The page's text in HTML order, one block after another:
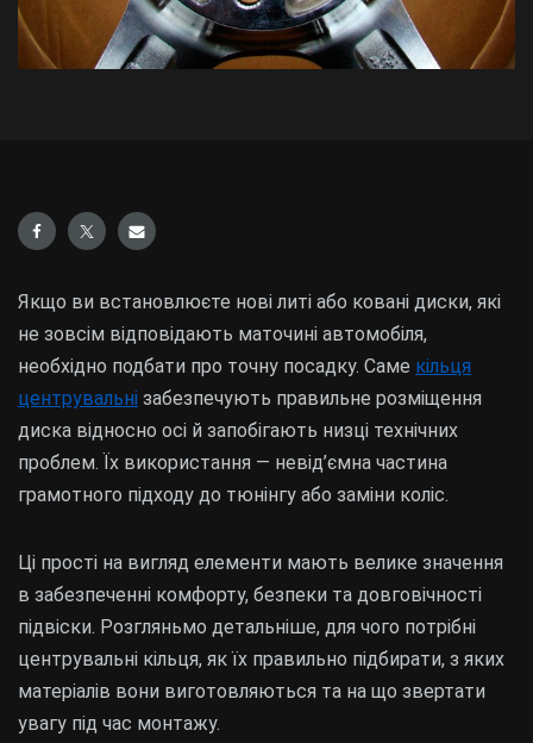
Якщо ви встановлюєте нові литі або ковані диски, які
не зовсім відповідають маточині автомобіля,
необхідно подбати про точну посадку. Саме кільця
центрувальні забезпечують правильне розміщення
диска відносно осі й запобігають низці технічних
проблем. Їх використання — невід’ємна частина
грамотного підходу до тюнінгу або заміни коліс.
Ці прості на вигляд елементи мають велике значення
в забезпеченні комфорту, безпеки та довговічності
підвіски. Розгляньмо детальніше, для чого потрібні
центрувальні кільця, як їх правильно підбирати, з яких
матеріалів вони виготовляються та на що звертати
увагу під час монтажу.